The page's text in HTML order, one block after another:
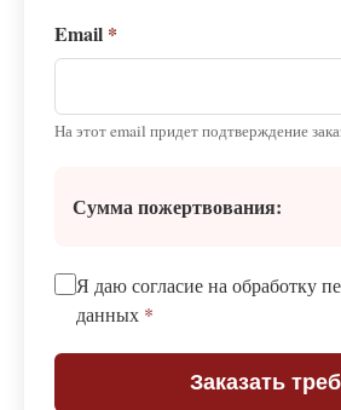
Email *
На этот email придет подтверждение
Сумма пожертвования:
Я даю согласие на обработку
данных *
Заказать